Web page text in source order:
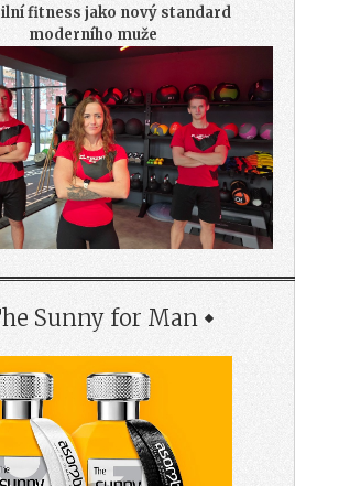
fitness jako nový standard
moderního muže
Sunny for Man